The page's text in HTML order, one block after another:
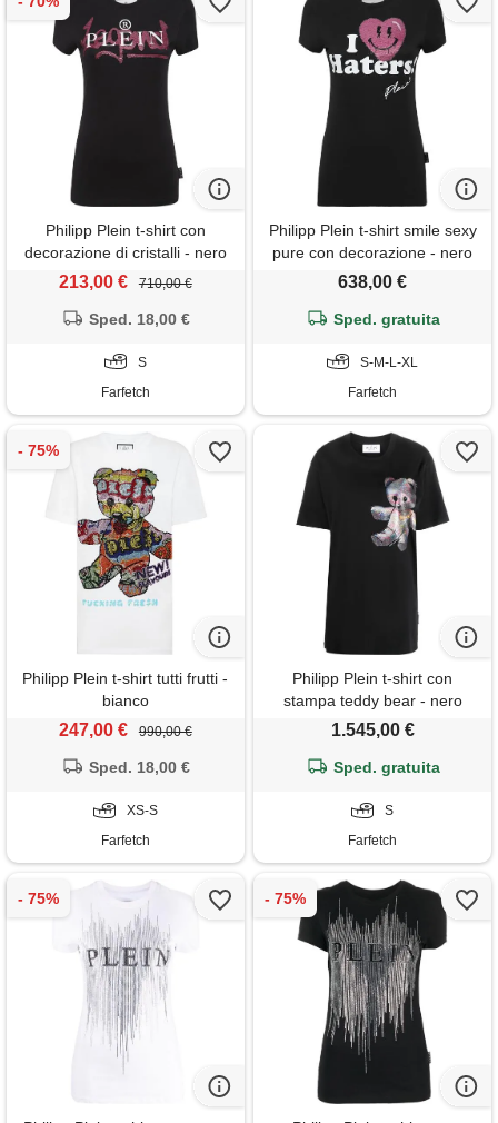
Philipp Plein t-shirt con
decorazione di cristalli - nero
213,00 € 710,00 €
Sped. 18,00 €
S
Farfetch
Philipp Plein t-shirt smile sexy
pure con decorazione - nero
638,00 €
Sped. gratuita
S-M-L-XL
Farfetch
Philipp Plein t-shirt tutti frutti -
bianco
247,00 € 990,00 €
Sped. 18,00 €
XS-S
Farfetch
Philipp Plein t-shirt con
stampa teddy bear - nero
1.545,00 €
Sped. gratuita
S
Farfetch